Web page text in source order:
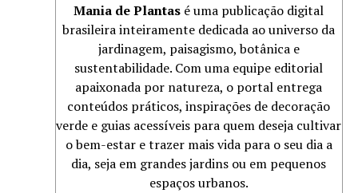
Mania de Plantas é uma publicação digital
brasileira inteiramente dedicada ao universo da
jardinagem, paisagismo, botânica e
sustentabilidade. Com uma equipe editorial
apaixonada por natureza, o portal entrega
conteúdos práticos, inspirações de decoração
verde e guias acessíveis para quem deseja cultivar
o bem-estar e trazer mais vida para o seu dia a
dia, seja em grandes jardins ou em pequenos
espaços urbanos.